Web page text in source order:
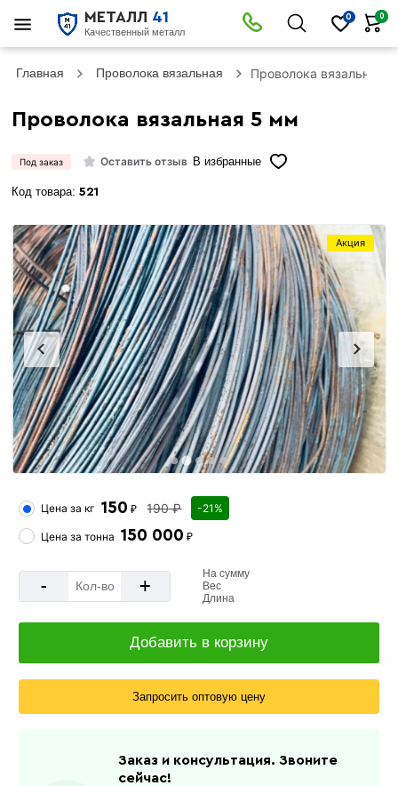
МЕТАЛЛ 41
Качественный металл
0 0
Главная Проволока вязальная Проволока вязальная
Проволока вязальная 5 мм
Под заказ Оставить отзыв В избранные
Код товара: 521
Акция
Цена за кг 150 ₽ 190 ₽ -21%
Цена затонна 150 000 ₽
- +
На сумму
Вес
Длина
Добавить в корзину
Запросить оптовую цену
Заказ и консультация. Звоните
сейчас!